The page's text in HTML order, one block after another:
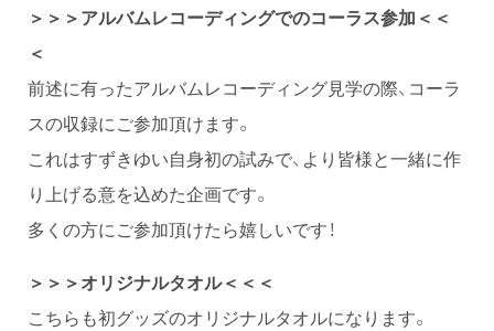
＞＞＞アルバムレコーディングでのコーラス参加＜＜
＜
前述に有ったアルバムレコーディング見学の際、コーラ
スの収録にご参加頂けます。
これはすずきゆい自身初の試みで、より皆様と一緒に作
り上げる意を込めた企画です。
多くの方にご参加頂けたら嬉しいです！
＞＞＞オリジナルタオル＜＜＜
こちらも初グッズのオリジナルタオルになります。